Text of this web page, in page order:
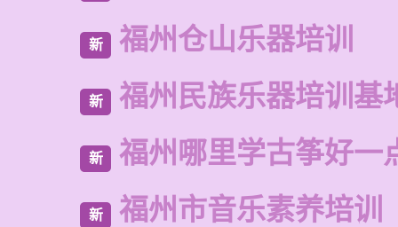
新 福州仓山乐器培训
新 福州民族乐器培训基
新 福州哪里学古筝好一
新 福州市音乐素养培训